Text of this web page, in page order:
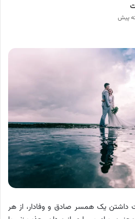
داشتن یک همسر صادق و وفادار، از هر